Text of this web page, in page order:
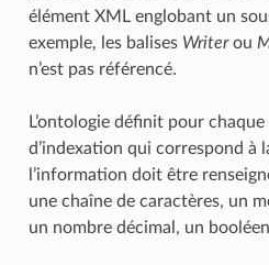
élément XML englobant un
exemple, les balises Writerou
n’est pas référencé.
L’ontologie définit pour
d’indexation qui correspond à
l’information doit être
une chaîne de caractères, un
un nombre décimal, un